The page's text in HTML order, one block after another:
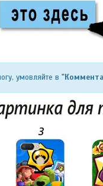
умовляйте в